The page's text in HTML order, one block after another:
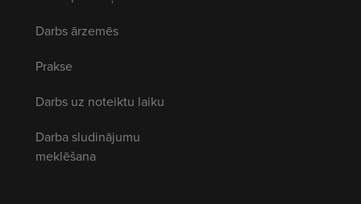
Darbs ārzemēs
Prakse
Darbs uz noteiktu laiku
Darba sludinājumu
meklēšana